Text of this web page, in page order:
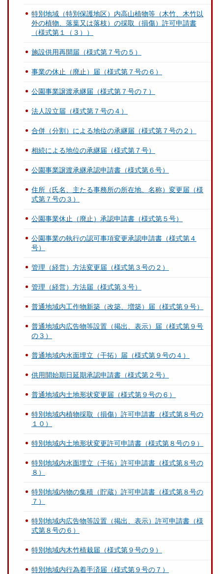
特別地域（特別保護地区）内高山植物等（木竹、木竹以
外の植物、落葉又は落枝）の採取（損傷）許可申請書
（様式第１（３））
施設供用再開届（様式第７号の５）
事業の休止（廃止）届（様式第７号の６）
公園事業譲渡承継届（様式第７号の７）
法人設立届（様式第７号の４）
合併（分割）による地位の承継届（様式第７号の２）
相続による地位の承継届（様式第７号）
公園事業譲渡承継承認申請書（様式第６号）
住所（氏名、主たる事務所の所在地、名称）変更届（様
式第７号の３）
公園事業休止（廃止）承認申請書（様式第５号）
公園事業の執行の認可事項変更承認申請書（様式第４
号）
管理（経営）方法変更届（様式第３号の２）
管理（経営）方法届（様式第３号）
普通地域内工作物新築（改築、増築）届（様式第９号）
普通地域内広告物等設置（掲出、表示）届（様式第９号
の３）
普通地域内水面埋立（干拓）届（様式第９号の４）
供用開始期日延期承認申請書（様式第２号）
普通地域内土地形状変更届（様式第９号の６）
特別地域内植物採取（損傷）許可申請書（様式第８号の
１０）
特別地域内土地形状変更許可申請書（様式第８号の９）
特別地域内水面埋立（干拓）許可申請書（様式第８号の
８）
特別地域内物の集積（貯蔵）許可申請書（様式第８号の
７）
特別地域内広告物等設置（掲出、表示）許可申請書（様
式第８号の６）
特別地域内木竹植栽届（様式第９号の９）
特別地域内行為着手済届（様式第９号の７）